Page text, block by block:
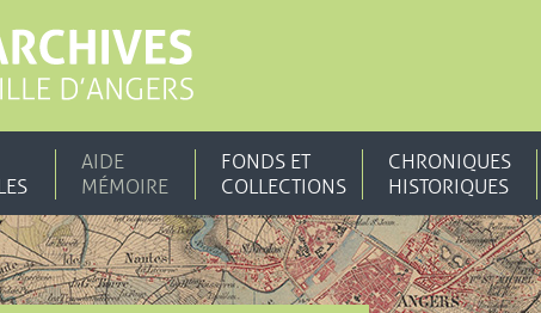
AIDE
MÉMOIRE
FONDS ET
COLLECTIONS
CHRONIQUES
HISTORIQUES